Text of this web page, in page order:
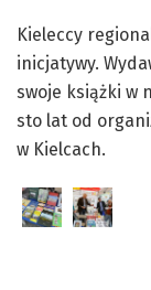
Kieleccy
inicjatywy.
swoje książki w
sto lat od
w Kielcach.